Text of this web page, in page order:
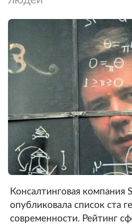
Консалтинговая компания
опубликовала список ста
современности. Рейтинг